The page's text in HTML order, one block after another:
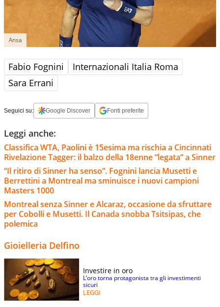
Ansa
Fabio Fognini
Internazionali Italia Roma
Sara Errani
Seguici su: Google Discover Fonti preferite
Leggi anche:
Classifica WTA, Paolini è 15esima ma rischia a Cincinnati
Rivelazione Tagger: il balzo della 18enne “legata” a Sinner
“Il ritiro di Sinner ha senso”. Fognini lancia Musetti e
Berrettini a Montreal ma sminuisce i nuovi campioni
Masters 1000
Montreal senza Sinner e Alcaraz, occasione da sfruttare
per Cobolli e Musetti. Il Canada snobba Tsitsipas, che
polemica
Gioielleria Delfino
Investire in oro
L’oro torna protagonista tra gli investimenti
sicuri
LEGGI